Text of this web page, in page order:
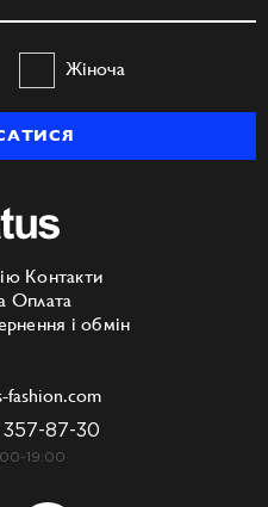
Жіноча
Контакти
Оплата
і обмін
fashion.com
87-30
19:00